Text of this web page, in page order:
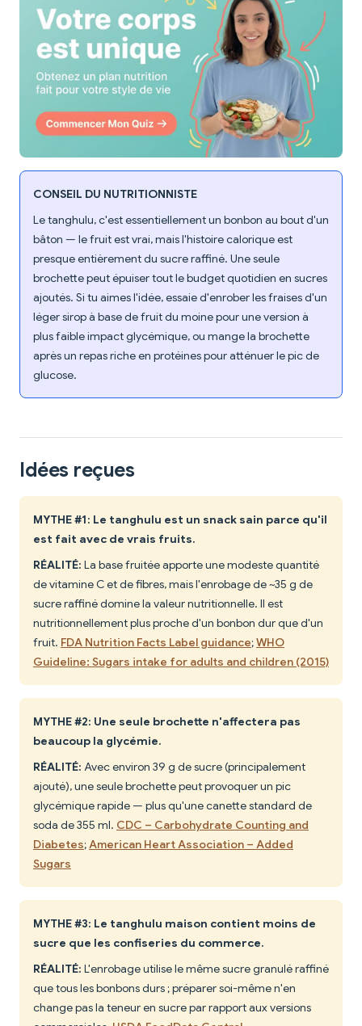
CONSEIL DU NUTRITIONNISTE
Le tanghulu, c'est essentiellement un bonbon au bout d'un
bâton — le fruit est vrai, mais l'histoire calorique est
presque entièrement du sucre raffiné. Une seule
brochette peut épuiser tout le budget quotidien en sucres
ajoutés. Si tu aimes l'idée, essaie d'enrober les fraises d'un
léger sirop à base de fruit du moine pour une version à
plus faible impact glycémique, ou mange la brochette
après un repas riche en protéines pour atténuer le pic de
glucose.
Idées reçues
MYTHE #1: Le tanghulu est un snack sain parce qu'il
est fait avec de vrais fruits.
RÉALITÉ: La base fruitée apporte une modeste quantité
de vitamine C et de fibres, mais l'enrobage de ~35 g de
sucre raffiné domine la valeur nutritionnelle. Il est
nutritionnellement plus proche d'un bonbon dur que d'un
fruit. FDA Nutrition Facts Label guidance;WHO
Guideline: Sugars intake for adults and children (2015)
MYTHE #2: Une seule brochette n'affectera pas
beaucoup la glycémie.
RÉALITÉ: Avec environ 39 g de sucre (principalement
ajouté), une seule brochette peut provoquer un pic
glycémique rapide — plus qu'une canette standard de
soda de 355 ml. CDC – Carbohydrate Counting and
Diabetes;American Heart Association – Added
Sugars
MYTHE #3: Le tanghulu maison contient moins de
sucre que les confiseries du commerce.
RÉALITÉ: L'enrobage utilise le même sucre granulé raffiné
que tous les bonbons durs ; préparer soi-même n'en
change pas la teneur en sucre par rapport aux versions